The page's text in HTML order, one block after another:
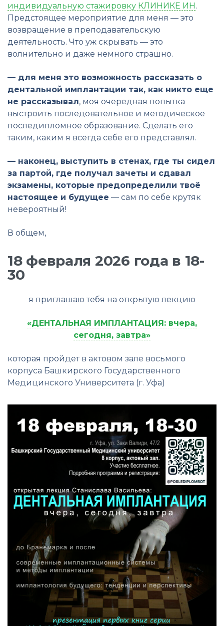
индивидуальную стажировку КЛИНИКЕ ИН.
Предстоящее мероприятие для меня — это
возвращение в преподавательскую
деятельность. Что уж скрывать — это
волнительно и даже немного страшно.
— для меня это возможность рассказать о
дентальной имплантации так, как никто еще
не рассказывал, моя очередная попытка
выстроить последовательное и методическое
последипломное образование. Сделать его
таким, каким я всегда себе его представлял.
— наконец, выступить в стенах, где ты сидел
за партой, где получал зачеты и сдавал
экзамены, которые предопределили твоё
настоящее и будущее — сам по себе крутяк
невероятный!
В общем,
18 февраля 2026 года в 18-
30
я приглашаю тебя на открытую лекцию
«ДЕНТАЛЬНАЯ ИМПЛАНТАЦИЯ: вчера,
сегодня, завтра»
которая пройдет в актовом зале восьмого
корпуса Башкирского Государственного
Медицинского Университета (г. Уфа)